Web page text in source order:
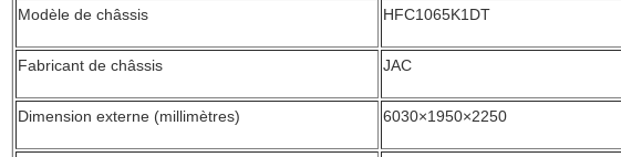
Modèle de châssis HFC1065K1DT
Fabricant de châssis JAC
Dimension externe (millimètres) 6030×1950×2250